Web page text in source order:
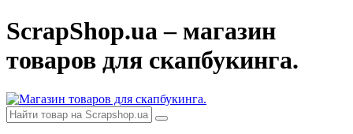
ScrapShop.ua – магазин
товаров для скапбукинга.